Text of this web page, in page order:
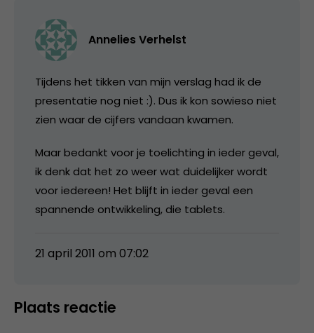
Annelies Verhelst
Tijdens het tikken van mijn verslag had ik de
presentatie nog niet :). Dus ik kon sowieso niet
zien waar de cijfers vandaan kwamen.
Maar bedankt voor je toelichting in ieder geval,
ik denk dat het zo weer wat duidelijker wordt
voor iedereen! Het blijft in ieder geval een
spannende ontwikkeling, die tablets.
21 april 2011 om 07:02
Plaats reactie